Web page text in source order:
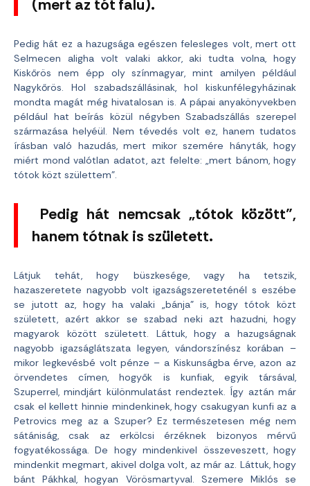
(mert az tót falu).
Pedig hát ez a hazugsága egészen felesleges volt, mert ott
Selmecen aligha volt valaki akkor, aki tudta volna, hogy
Kiskőrös nem épp oly színmagyar, mint amilyen például
Nagykőrös. Hol szabadszállásinak, hol kiskunfélegyházinak
mondta magát még hivatalosan is. A pápai anyakönyvekben
például hat beírás közül négyben Szabadszállás szerepel
származása helyéül. Nem tévedés volt ez, hanem tudatos
írásban való hazudás, mert mikor szemére hányták, hogy
miért mond valótlan adatot, azt felelte: „mert bánom, hogy
tótok közt születtem”.
Pedig hát nemcsak „tótok között”,
hanem tótnak is született.
Látjuk tehát, hogy büszkesége, vagy ha tetszik,
hazaszeretete nagyobb volt igazságszereteténél s eszébe
se jutott az, hogy ha valaki „bánja” is, hogy tótok közt
született, azért akkor se szabad neki azt hazudni, hogy
magyarok között született. Láttuk, hogy a hazugságnak
nagyobb igazságlátszata legyen, vándorszínész korában –
mikor legkevésbé volt pénze – a Kiskunságba érve, azon az
örvendetes címen, hogyők is kunfiak, egyik társával,
Szuperrel, mindjárt különmulatást rendeztek. Így aztán már
csak el kellett hinnie mindenkinek, hogy csakugyan kunfi az a
Petrovics meg az a Szuper? Ez természetesen még nem
sátániság, csak az erkölcsi érzéknek bizonyos mérvű
fogyatékossága. De hogy mindenkivel összeveszett, hogy
mindenkit megmart, akivel dolga volt, az már az. Láttuk, hogy
bánt Pákhkal, hogyan Vörösmartyval. Szemere Miklós se